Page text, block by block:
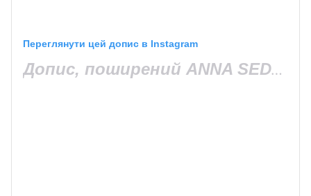
Переглянути цей допис в Instagram
Допис, поширений ANNA SEDOKOVA (@annasedokova)